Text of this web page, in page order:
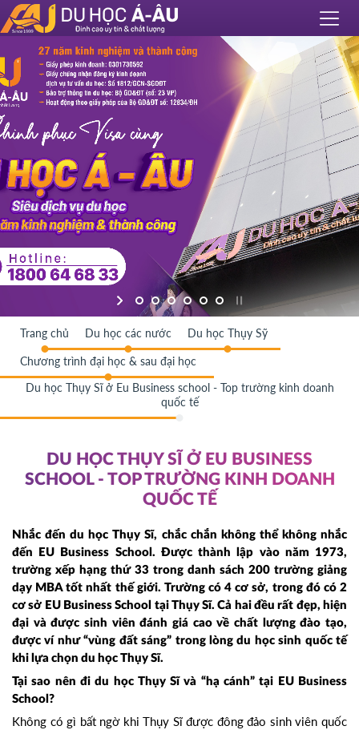
Trang chủ Du học các nước Du học Thụy Sỹ
Chương trình đại học & sau đại học
Du học Thụy Sĩ ở Eu Business school - Top trường kinh doanh
quốc tế
DU HỌC THỤY SĨ Ở EU BUSINESS
SCHOOL - TOP TRƯỜNG KINH DOANH
QUỐC TẾ
Nhắc đến du học Thụy Sĩ, chắc chắn không thể không nhắc
đến EU Business School. Được thành lập vào năm 1973,
trường xếp hạng thứ 33 trong danh sách 200 trường giảng
dạy MBA tốt nhất thế giới. Trường có 4 cơ sở, trong đó có 2
cơ sở EU Business School tại Thụy Sĩ. Cả hai đều rất đẹp, hiện
đại và được sinh viên đánh giá cao về chất lượng đào tạo,
được ví như “vùng đất sáng” trong lòng du học sinh quốc tế
khi lựa chọn du học Thụy Sĩ.
Tại sao nên đi du học Thụy Sĩ và “hạ cánh” tại EU Business
School?
Không có gì bất ngờ khi Thụy Sĩ được đông đảo sinh viên quốc